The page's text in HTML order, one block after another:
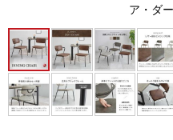
ア・ダ